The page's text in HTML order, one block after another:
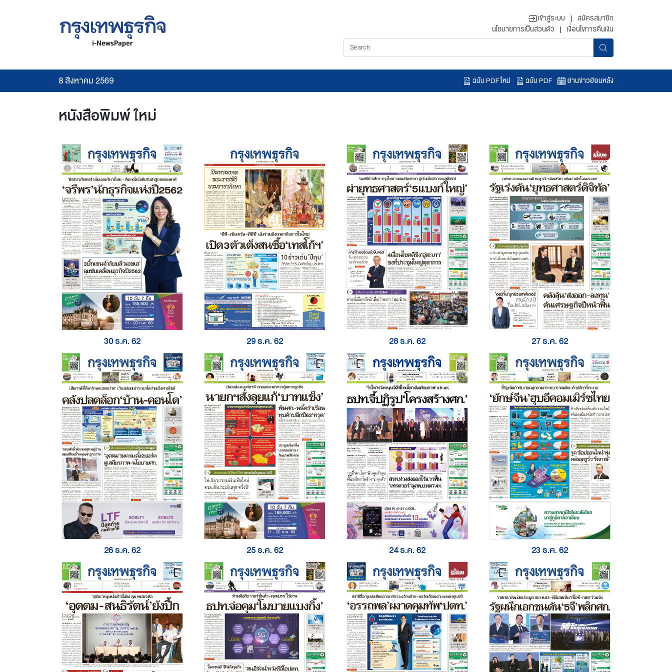
เข้าสู่ระบบ | สมัครสมาชิก
นโยบายการเป็นส่วนตัว | เงื่อนไขการคืนเงิน
8 สิงหาคม 2569 ฉบับ PDF ใหม่ ฉบับ PDF อ่านข่าวย้อนหลัง
หนังสือพิมพ์ ใหม่
30 ธ.ค. 62 29 ธ.ค. 62 28 ธ.ค. 62 27 ธ.ค. 62
26 ธ.ค. 62 25 ธ.ค. 62 24 ธ.ค. 62 23 ธ.ค. 62